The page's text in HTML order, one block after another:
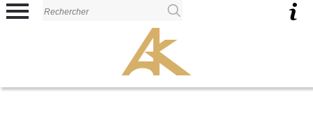
Panneau de gestion des cookies